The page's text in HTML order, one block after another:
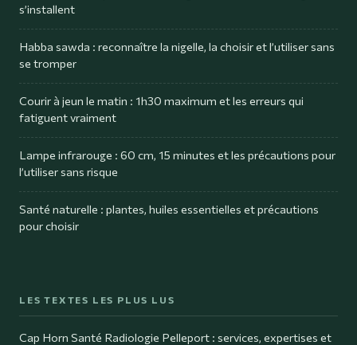
s’installent
Habba sawda : reconnaître la nigelle, la choisir et l’utiliser sans
se tromper
Courir à jeun le matin : 1h30 maximum et les erreurs qui
fatiguent vraiment
Lampe infrarouge : 60 cm, 15 minutes et les précautions pour
l’utiliser sans risque
Santé naturelle : plantes, huiles essentielles et précautions
pour choisir
LES TEXTES LES PLUS LUS
Cap Horn Santé Radiologie Pelleport : services, expertises et